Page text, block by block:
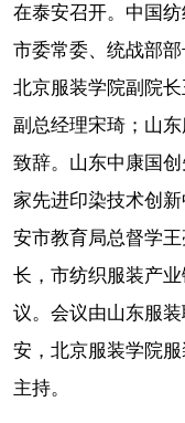
在泰安召开。中国
市委常委、统战部
北京服装学院副院
副总经理宋琦；山
致辞。山东中康国
家先进印染技术创
安市教育局总督学
长，市纺织服装产
议。会议由山东服
安，北京服装学院
主持。